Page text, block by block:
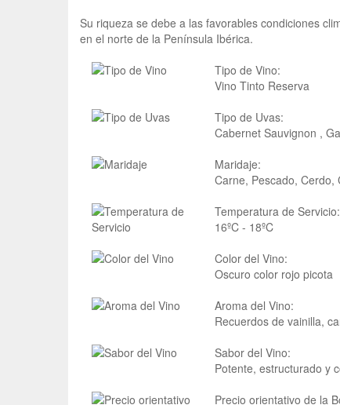
Su riqueza se debe a las favorables condiciones
en el norte de la Península Ibérica.
Tipo de Vino:
Vino Tinto Reserva
Tipo de Uvas:
Cabernet Sauvignon ,
Maridaje:
Carne, Pescado, Cerdo,
Temperatura de Servicio:
16ºC - 18ºC
Color del Vino:
Oscuro color rojo picota
Aroma del Vino:
Recuerdos de vainilla,
Sabor del Vino:
Potente, estructurado y
Precio orientativo de la